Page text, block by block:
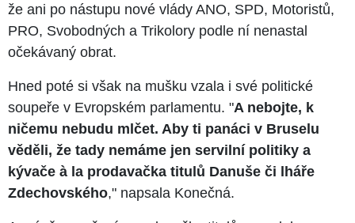
že ani po nástupu nové vlády ANO, SPD, Motoristů,
PRO, Svobodných a Trikolory podle ní nenastal
očekávaný obrat.
Hned poté si však na mušku vzala i své politické
soupeře v Evropském parlamentu. "A nebojte, k
ničemu nebudu mlčet. Aby ti panáci v Bruselu
věděli, že tady nemáme jen servilní politiky a
kývače à la prodavačka titulů Danuše či lháře
Zdechovského," napsala Konečná.